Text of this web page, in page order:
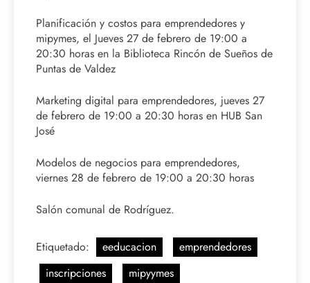
Planificación y costos para emprendedores y
mipymes, el Jueves 27 de febrero de 19:00 a
20:30 horas en la Biblioteca Rincón de Sueños de
Puntas de Valdez
Marketing digital para emprendedores, jueves 27
de febrero de 19:00 a 20:30 horas en HUB San
José
Modelos de negocios para emprendedores,
viernes 28 de febrero de 19:00 a 20:30 horas
Salón comunal de Rodríguez.
Etiquetado: eeducacion
emprendedores
inscripciones
mipyymes